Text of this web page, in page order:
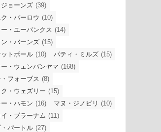
ジョーンズ (39)
ク・バーロウ (10)
ー・ユーバンクス (14)
・バーンズ (15)
トボール (10) パティ・ミルズ (15)
ー・ウェンバンヤマ (168)
フォーブス (8)
・ウェズリー (15)
・ハモン (16) マヌ・ジノビリ (10)
・ブラーナム (11)
パートル (27)